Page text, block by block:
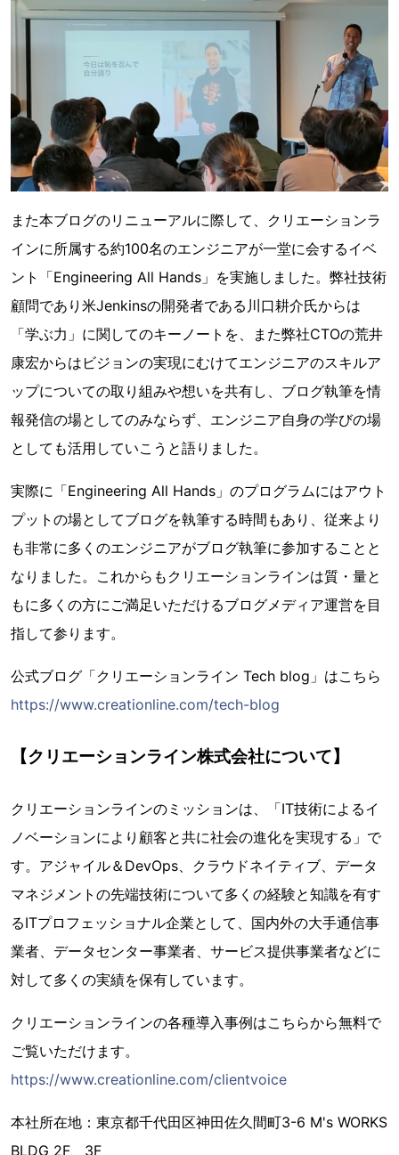
また本ブログのリニューアルに際して、クリエーションラ
インに所属する約100名のエンジニアが一堂に会するイベ
ント「Engineering All Hands」を実施しました。弊社技術
顧問であり米Jenkinsの開発者である川口耕介氏からは
「学ぶ力」に関してのキーノートを、また弊社CTOの荒井
康宏からはビジョンの実現にむけてエンジニアのスキルア
ップについての取り組みや想いを共有し、ブログ執筆を情
報発信の場としてのみならず、エンジニア自身の学びの場
としても活用していこうと語りました。
実際に「Engineering All Hands」のプログラムにはアウト
プットの場としてブログを執筆する時間もあり、従来より
も非常に多くのエンジニアがブログ執筆に参加することと
なりました。これからもクリエーションラインは質・量と
もに多くの方にご満足いただけるブログメディア運営を目
指して参ります。
公式ブログ「クリエーションライン Tech blog」はこちら
https://www.creationline.com/tech-blog
【クリエーションライン株式会社について】
クリエーションラインのミッションは、「IT技術によるイ
ノベーションにより顧客と共に社会の進化を実現する」で
す。アジャイル＆DevOps、クラウドネイティブ、データ
マネジメントの先端技術について多くの経験と知識を有す
るITプロフェッショナル企業として、国内外の大手通信事
業者、データセンター事業者、サービス提供事業者などに
対して多くの実績を保有しています。
クリエーションラインの各種導入事例はこちらから無料で
ご覧いただけます。
https://www.creationline.com/clientvoice
本社所在地：東京都千代田区神田佐久間町3-6 M's WORKS
BLDG 2F、3F